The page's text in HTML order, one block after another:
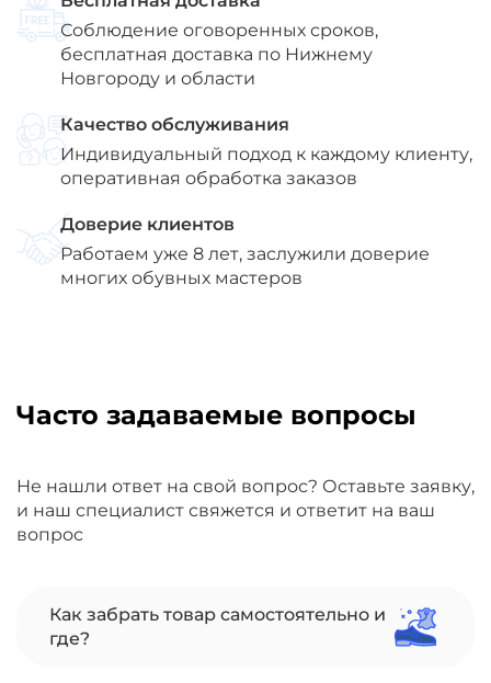
Соблюдение оговоренных сроков,
бесплатная доставка по Нижнему
Новгороду и области
Качество обслуживания
Индивидуальный подход к каждому клиенту,
оперативная обработка заказов
Доверие клиентов
Работаем уже 8 лет, заслужили доверие
многих обувных мастеров
Часто задаваемые вопросы
Не нашли ответ на свой вопрос? Оставьте заявку,
и наш специалист свяжется и ответит на ваш
вопрос
Как забрать товар самостоятельно и
где?